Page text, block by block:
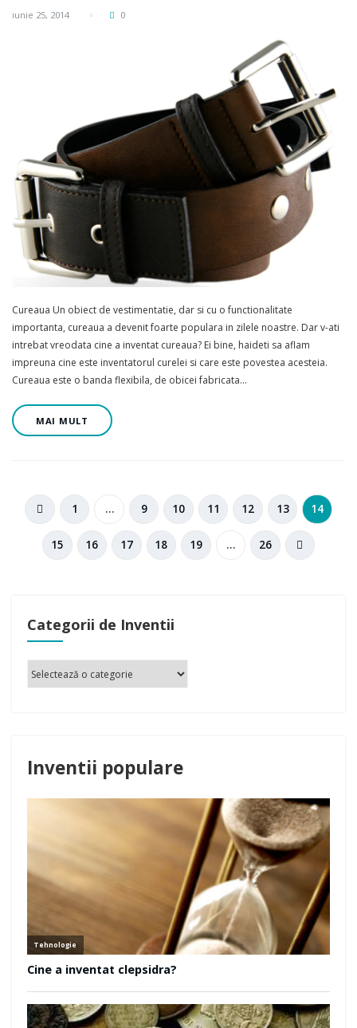
iunie 25, 2014 0
Cureaua Un obiect de vestimentatie, dar si cu o functionalitate
importanta, cureaua a devenit foarte populara in zilele noastre. Dar v-ati
intrebat vreodata cine a inventat cureaua? Ei bine, haideti sa aflam
impreuna cine este inventatorul curelei si care este povestea acesteia.
Cureaua este o banda flexibila, de obicei fabricata…
MAI MULT
1 … 9 10 11 12 13 14
15 16 17 18 19 … 26
Categorii de Inventii
Inventii populare